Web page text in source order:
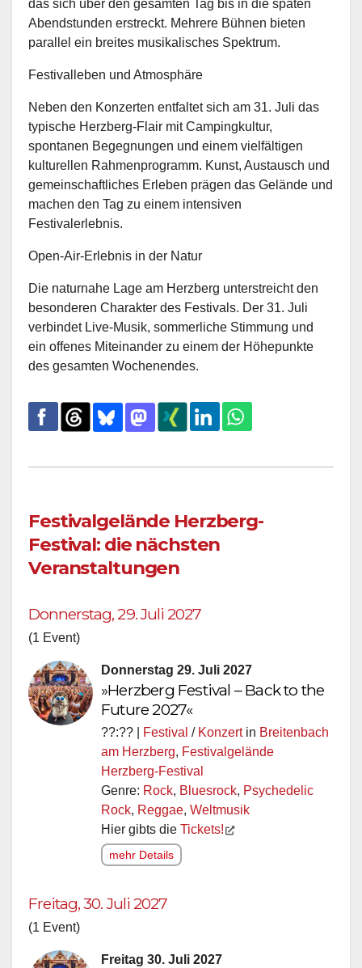
das sich über den gesamten Tag bis in die späten
Abendstunden erstreckt. Mehrere Bühnen bieten
parallel ein breites musikalisches Spektrum.
Festivalleben und Atmosphäre
Neben den Konzerten entfaltet sich am 31. Juli das
typische Herzberg-Flair mit Campingkultur,
spontanen Begegnungen und einem vielfältigen
kulturellen Rahmenprogramm. Kunst, Austausch und
gemeinschaftliches Erleben prägen das Gelände und
machen den Tag zu einem intensiven
Festivalerlebnis.
Open-Air-Erlebnis in der Natur
Die naturnahe Lage am Herzberg unterstreicht den
besonderen Charakter des Festivals. Der 31. Juli
verbindet Live-Musik, sommerliche Stimmung und
ein offenes Miteinander zu einem der Höhepunkte
des gesamten Wochenendes.
Festivalgelände Herzberg-
Festival: die nächsten
Veranstaltungen
Donnerstag, 29. Juli 2027
(1 Event)
Donnerstag 29. Juli 2027
»Herzberg Festival – Back to the
Future 2027«
??:?? | Festival / Konzertin Breitenbach
am Herzberg, Festivalgelände
Herzberg-Festival
Genre: Rock, Bluesrock, Psychedelic
Rock, Reggae, Weltmusik
Hier gibts die Tickets!
mehr Details
Freitag, 30. Juli 2027
(1 Event)
Freitag 30. Juli 2027